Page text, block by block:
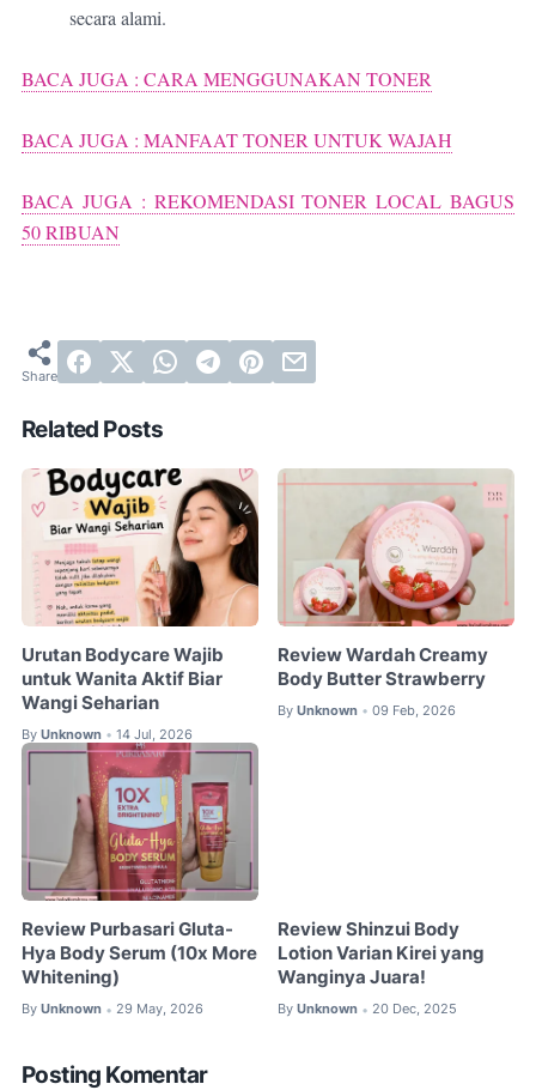
secara alami.
BACA JUGA : CARA MENGGUNAKAN TONER
BACA JUGA : MANFAAT TONER UNTUK WAJAH
BACA JUGA : REKOMENDASI TONER LOCAL BAGUS
50 RIBUAN
Related Posts
Urutan Bodycare Wajib
untuk Wanita Aktif Biar
Wangi Seharian
By Unknown • 14 Jul, 2026
Review Wardah Creamy
Body Butter Strawberry
By Unknown • 09 Feb, 2026
Review Purbasari Gluta-
Hya Body Serum (10x More
Whitening)
By Unknown • 29 May, 2026
Review Shinzui Body
Lotion Varian Kirei yang
Wanginya Juara!
By Unknown • 20 Dec, 2025
Posting Komentar